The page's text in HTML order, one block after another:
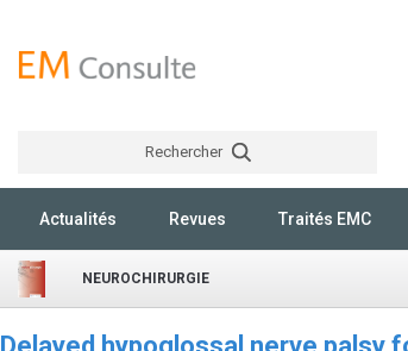
Rechercher
Actualités Revues Traités EMC
NEUROCHIRURGIE